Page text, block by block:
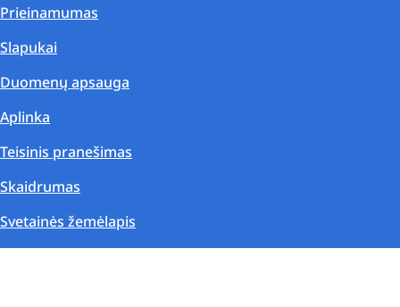
Prieinamumas
Slapukai
Duomenų apsauga
Aplinka
Teisinis pranešimas
Skaidrumas
Svetainės žemėlapis